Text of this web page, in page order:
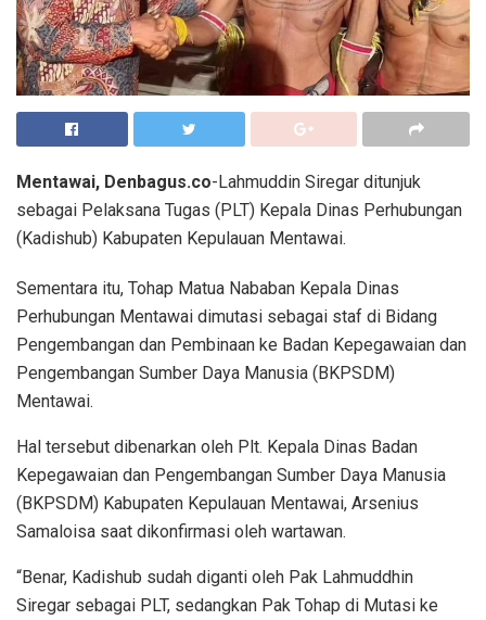
Mentawai, Denbagus.co-Lahmuddin Siregar ditunjuk
sebagai Pelaksana Tugas (PLT) Kepala Dinas Perhubungan
(Kadishub) Kabupaten Kepulauan Mentawai.
Sementara itu, Tohap Matua Nababan Kepala Dinas
Perhubungan Mentawai dimutasi sebagai staf di Bidang
Pengembangan dan Pembinaan ke Badan Kepegawaian dan
Pengembangan Sumber Daya Manusia (BKPSDM)
Mentawai.
Hal tersebut dibenarkan oleh Plt. Kepala Dinas Badan
Kepegawaian dan Pengembangan Sumber Daya Manusia
(BKPSDM) Kabupaten Kepulauan Mentawai, Arsenius
Samaloisa saat dikonfirmasi oleh wartawan.
“Benar, Kadishub sudah diganti oleh Pak Lahmuddhin
Siregar sebagai PLT, sedangkan Pak Tohap di Mutasi ke